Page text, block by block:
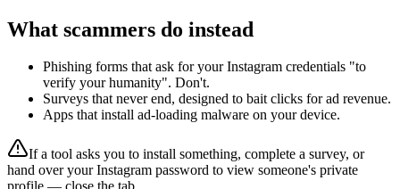
What scammers do instead
Phishing forms that ask for your Instagram credentials "to
verify your humanity". Don't.
Surveys that never end, designed to bait clicks for ad revenue.
Apps that install ad-loading malware on your device.
If a tool asks you to install something, complete a survey, or
hand over your Instagram password to view someone's private